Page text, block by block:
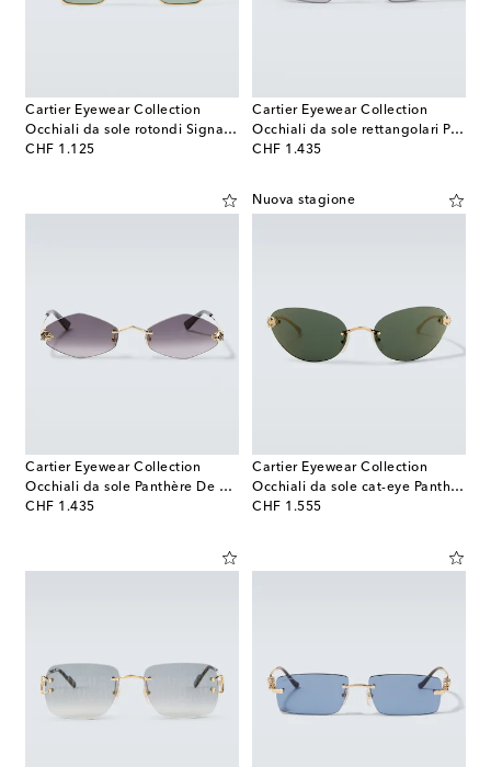
Cartier Eyewear Collection
Occhiali da sole rotondi Signature C
CHF 1.125
original price
Cartier Eyewear Collection
Occhiali da sole rettangolari Première De Cartier
CHF 1.435
original price
Cartier Eyewear Collection
Occhiali da sole Panthère De Cartier
CHF 1.435
original price
Nuova stagione
Cartier Eyewear Collection
Occhiali da sole cat-eye Panthère De Cartier
CHF 1.555
original price